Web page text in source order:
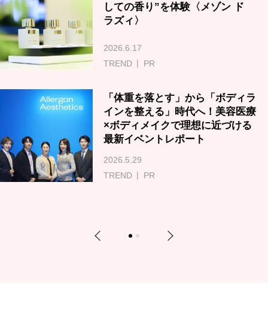
しての香り”を体験〈メゾン ド
ラズィ〉
2026.6.17
TREND
PR
「体重を落とす」から「ボディラ
インを整える」時代へ！美容医療
×ボディメイクで理想に近づける
最新イベントレポート
2026.5.29
TREND
PR
Previous 1 2 Next